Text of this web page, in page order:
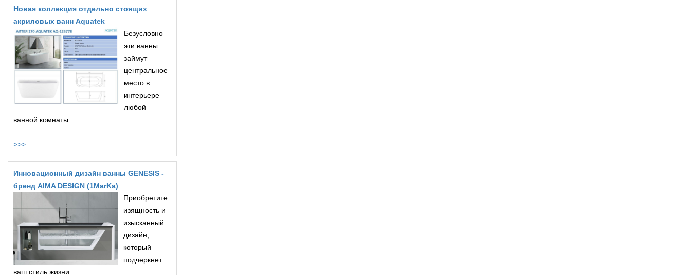
Новая коллекция отдельно стоящих
акриловых ванн Aquatek
Безусловно
эти ванны
займут
центральное
место в
интерьере
любой
ванной комнаты.
>>>
Инновационный дизайн ванны GENESIS -
бренд AIMA DESIGN (1MarKa)
Приобретите
изящность и
изысканный
дизайн,
который
подчеркнет
ваш стиль жизни